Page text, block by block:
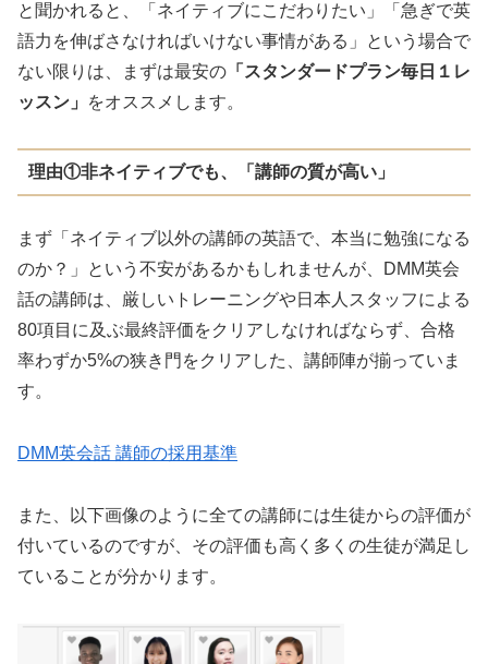
と聞かれると、「ネイティブにこだわりたい」「急ぎで英
語力を伸ばさなければいけない事情がある」という場合で
ない限りは、まずは最安の 「スタンダードプラン毎日１レ
ッスン」
をオススメします。
理由①非ネイティブでも、「講師の質が高い」
まず「ネイティブ以外の講師の英語で、本当に勉強になる
のか？」という不安があるかもしれませんが、DMM英会
話の講師は、厳しいトレーニングや日本人スタッフによる
80項目に及ぶ最終評価をクリアしなければならず、合格
率わずか5%の狭き門をクリアした、講師陣が揃っていま
す。
DMM英会話 講師の採用基準
また、以下画像のように全ての講師には生徒からの評価が
付いているのですが、その評価も高く多くの生徒が満足し
ていることが分かります。